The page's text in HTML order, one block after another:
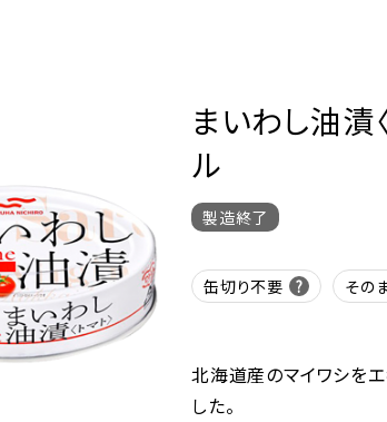
まいわし油漬
ル
製造終了
缶切り不要 その
北海道産のマイワシを
した。